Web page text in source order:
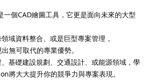
一個CAD繪圖工具，它更是面向未來的大型
域資料整合、或是巨型專案管理，
無可取代的專業優勢。
基礎建設規劃、交通設計、或能源領域，學
將大大提升你的競爭力與專案表現。